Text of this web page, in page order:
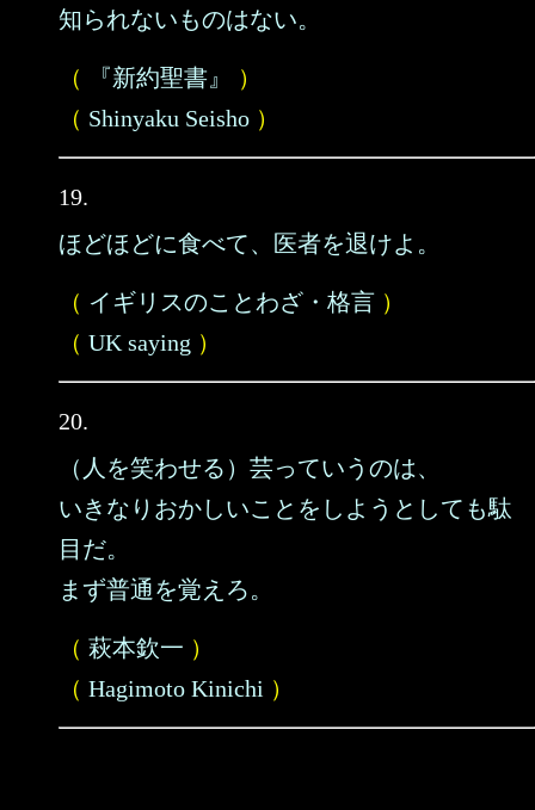
知られないものはない。
（ 『新約聖書』
）
（ Shinyaku Seisho ）
19.
ほどほどに食べて、医者を退けよ。
（ イギリスのことわざ・格言 ）
（ UK saying ）
20.
（人を笑わせる）芸っていうのは、
いきなりおかしいことをしようとしても駄
目だ。
まず普通を覚えろ。
（ 萩本欽一 ）
（ Hagimoto Kinichi ）